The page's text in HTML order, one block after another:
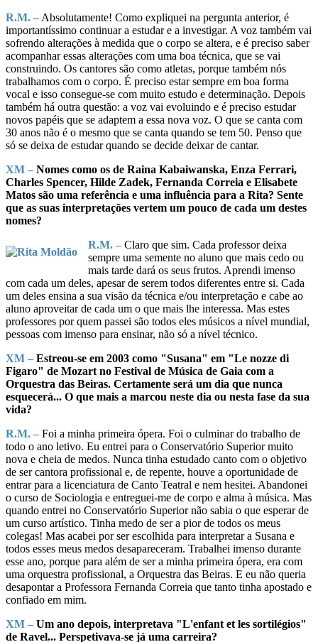
R.M. – Absolutamente! Como expliquei na pergunta anterior, é
importantíssimo continuar a estudar e a investigar. A voz também vai
sofrendo alterações à medida que o corpo se altera, e é preciso saber
acompanhar essas alterações com uma boa técnica, que se vai
construindo. Os cantores são como atletas, porque também nós
trabalhamos com o corpo. É preciso estar sempre em boa forma
vocal e isso consegue-se com muito estudo e determinação. Depois
também há outra questão: a voz vai evoluindo e é preciso estudar
novos papéis que se adaptem a essa nova voz. O que se canta com
30 anos não é o mesmo que se canta quando se tem 50. Penso que
só se deixa de estudar quando se decide deixar de cantar.
XM – Nomes como os de Raina Kabaiwanska, Enza Ferrari,
Charles Spencer, Hilde Zadek, Fernanda Correia e Elisabete
Matos são uma referência e uma influência para a Rita? Sente
que as suas interpretações vertem um pouco de cada um destes
nomes?
R.M. – Claro que sim. Cada professor deixa
sempre uma semente no aluno que mais cedo ou
mais tarde dará os seus frutos. Aprendi imenso
com cada um deles, apesar de serem todos diferentes entre si. Cada
um deles ensina a sua visão da técnica e/ou interpretação e cabe ao
aluno aproveitar de cada um o que mais lhe interessa. Mas estes
professores por quem passei são todos eles músicos a nível mundial,
pessoas com imenso para ensinar, não só a nível técnico.
XM – Estreou-se em 2003 como "Susana" em "Le nozze di
Figaro" de Mozart no Festival de Música de Gaia com a
Orquestra das Beiras. Certamente será um dia que nunca
esquecerá... O que mais a marcou neste dia ou nesta fase da sua
vida?
R.M. – Foi a minha primeira ópera. Foi o culminar do trabalho de
todo o ano letivo. Eu entrei para o Conservatório Superior muito
nova e cheia de medos. Nunca tinha estudado canto com o objetivo
de ser cantora profissional e, de repente, houve a oportunidade de
entrar para a licenciatura de Canto Teatral e nem hesitei. Abandonei
o curso de Sociologia e entreguei-me de corpo e alma à música. Mas
quando entrei no Conservatório Superior não sabia o que esperar de
um curso artístico. Tinha medo de ser a pior de todos os meus
colegas! Mas acabei por ser escolhida para interpretar a Susana e
todos esses meus medos desapareceram. Trabalhei imenso durante
esse ano, porque para além de ser a minha primeira ópera, era com
uma orquestra profissional, a Orquestra das Beiras. E eu não queria
desapontar a Professora Fernanda Correia que tanto tinha apostado e
confiado em mim.
XM – Um ano depois, interpretava "L'enfant et les sortilégios"
de Ravel... Perspetivava-se já uma carreira?